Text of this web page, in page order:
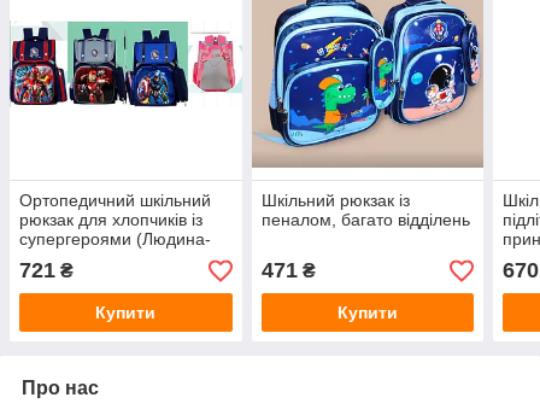
Ортопедичний шкільний
рюкзак для хлопчиків із
супергероями (Людина-
павук, Залізна людина,
Капітан Америка)
721 ₴
Купити
Шкільний рюкзак із
пеналом, багато відділень
471₴
Купити
670
Про нас